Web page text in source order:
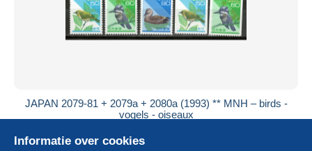
JAPAN 2079-81 + 2079a + 2080a (1993) ** MNH – birds -
vogels - oiseaux
± US$ 1,16
Informatie over cookies